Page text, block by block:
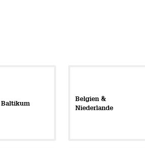
Baltikum
Belgien &
Niederlande